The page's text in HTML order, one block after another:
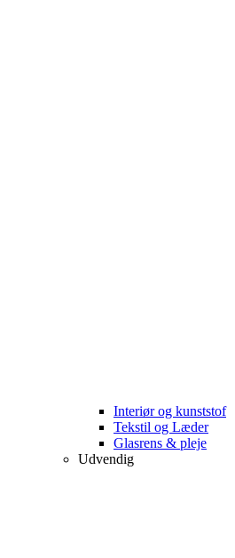
Interiør og kunststof
Tekstil og Læder
Glasrens & pleje
Udvendig